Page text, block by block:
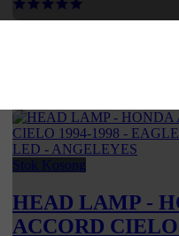
Stok Kosong
HEAD LAMP -
ACCORD CIELO